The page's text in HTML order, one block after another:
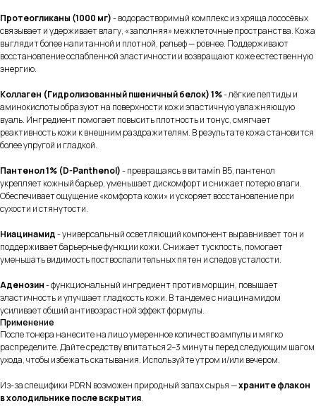
Протеогликаны (1000 мг)- водорастворимый комплекс из хряща лососёвых
связывает и удерживает влагу, «заполняя» межклеточные пространства. Кожа
выглядит более напитанной и плотной, рельеф — ровнее. Поддерживают
восстановление ослабленной эластичности и возвращают коже естественную
энергию.
Коллаген (Гидролизованный пшеничный белок) 1%- лёгкие пептиды и
аминокислоты образуют на поверхности кожи эластичную увлажняющую
вуаль. Ингредиент помогает повысить плотность и тонус, смягчает
реактивность кожи к внешним раздражителям. В результате кожа становится
более упругой и гладкой.
Пантенол 1% (D-Panthenol)- превращаясь в витамín B5, пантенол
укрепляет кожный барьер, уменьшает дискомфорт и снижает потерю влаги.
Обеспечивает ощущение «комфорта кожи» и ускоряет восстановление при
сухости и стянутости.
Ниацинамид- универсальный осветляющий компонент выравнивает тон и
поддерживает барьерные функции кожи. Снижает тусклость, помогает
уменьшать видимость поствоспалительных пятен и следов усталости.
Аденозин- функциональный ингредиент против морщин, повышает
эластичность и улучшает гладкость кожи. В тандеме с ниацинамидом
усиливает общий антивозрастной эффект формулы.
Применение
После тонера нанесите на лицо умеренное количество ампулы и мягко
распределите. Дайте средству впитаться 2–3 минуты перед следующим шагом
ухода, чтобы избежать скатывания. Используйте утром и/или вечером.
Из-за специфики PDRN возможен природный запах сырья —храните флакон
в холодильнике после вскрытия.